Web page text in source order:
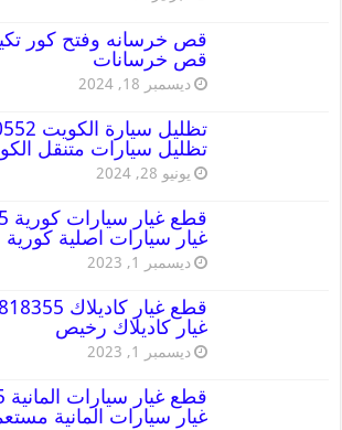
قص خرسانات
ديسمبر 18, 2024
تظليل سيارات متنقل
يونيو 28, 2024
غيار سيارات اصلية كورية
ديسمبر 1, 2023
غيار كاديلاك رخيص
ديسمبر 1, 2023
غيار سيارات المانية